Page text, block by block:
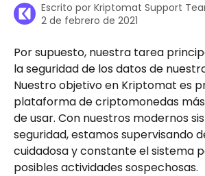
Escrito por Kriptomat Support
2 de febrero de 2021
Por supuesto, nuestra tarea
la seguridad de los datos de
Nuestro objetivo en Kriptomat es
plataforma de criptomonedas
de usar. Con nuestros modernos
seguridad, estamos supervisando
cuidadosa y constante el sistema
posibles actividades sospechosas.